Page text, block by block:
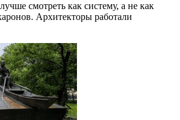
смотреть как систему, а не как
Архитекторы работали